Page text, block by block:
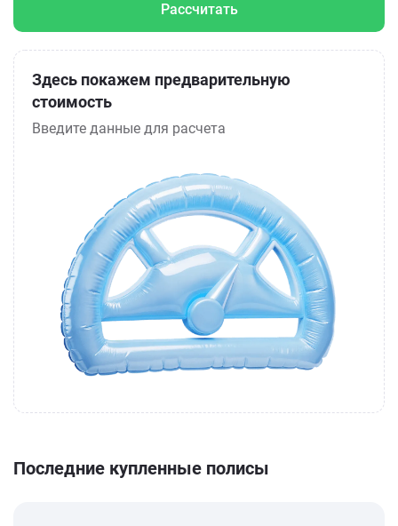
Рассчитать
Здесь покажем предварительную
стоимость
Введите данные для расчета
Последние купленные полисы